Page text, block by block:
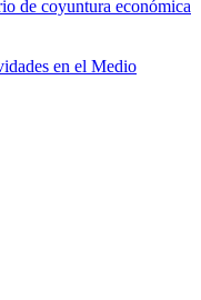
de coyuntura económica
en el Medio